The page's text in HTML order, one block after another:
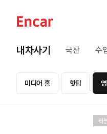
내차사기 국산 수
미디어 홈 핫팁
리